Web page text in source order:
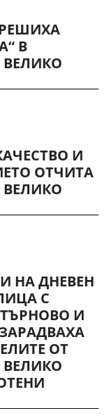
В
И
ОТЧИТА
НА ДНЕВЕН
С
И
ОТ